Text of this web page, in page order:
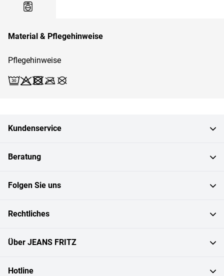
Material & Pflegehinweise
Pflegehinweise
Kundenservice
Beratung
Folgen Sie uns
Rechtliches
Über JEANS FRITZ
Hotline